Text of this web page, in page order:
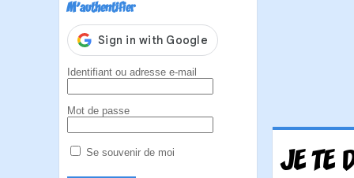
M'authentifier
Identifiant ou adresse e-mail
Mot de passe
Se souvenir de moi JE TE